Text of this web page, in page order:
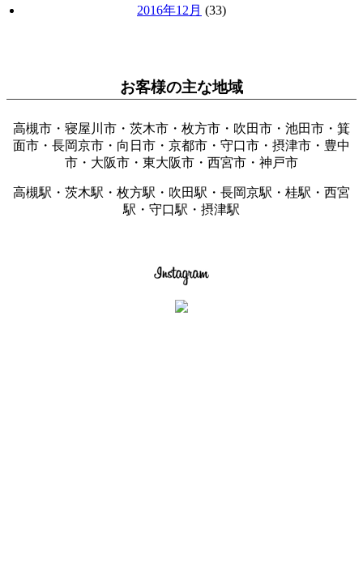
2016年12月 (33)
お客様の主な地域
高槻市・寝屋川市・茨木市・枚方市・吹田市・池田市・箕
面市・長岡京市・向日市・京都市・守口市・摂津市・豊中
市・大阪市・東大阪市・西宮市・神戸市
高槻駅・茨木駅・枚方駅・吹田駅・長岡京駅・桂駅・西宮
駅・守口駅・摂津駅